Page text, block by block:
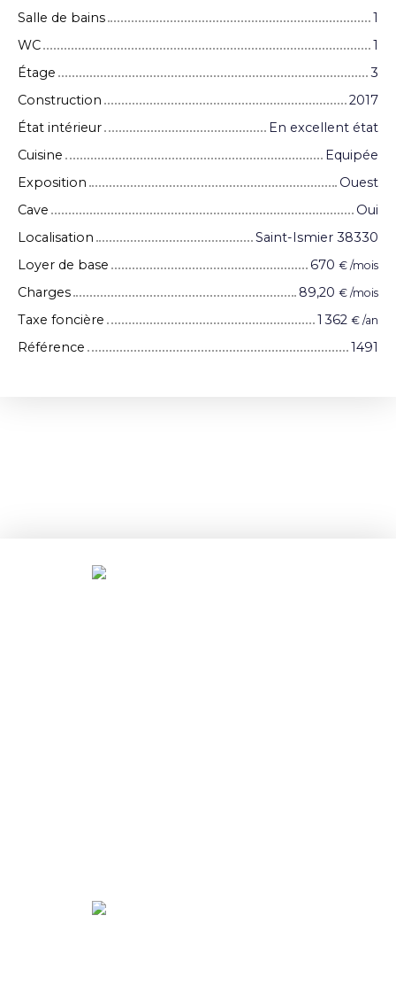
Salle de bains
1
WC
1
Étage
3
Construction
2017
État intérieur
En excellent état
Cuisine
Equipée
Exposition
Ouest
Cave
Oui
Localisation
Saint-Ismier 38330
Loyer de base
670 € /mois
Charges 89,20 € /mois
Taxe foncière 1 362 € /an
Référence 1491